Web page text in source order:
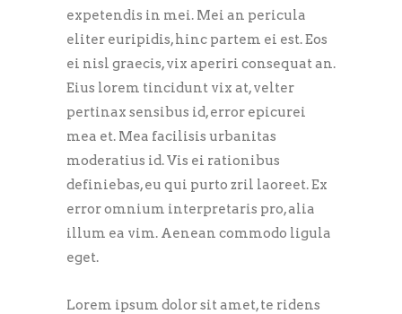
expetendis in mei. Mei an pericula
eliter euripidis, hinc partem ei est. Eos
ei nisl graecis, vix aperiri consequat an.
Eius lorem tincidunt vix at, velter
pertinax sensibus id, error epicurei
mea et. Mea facilisis urbanitas
moderatius id. Vis ei rationibus
definiebas, eu qui purto zril laoreet. Ex
error omnium interpretaris pro, alia
illum ea vim. Aenean commodo ligula
eget.
Lorem ipsum dolor sit amet, te ridens